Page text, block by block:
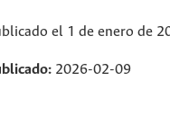
el 1 de enero de
2026-02-09